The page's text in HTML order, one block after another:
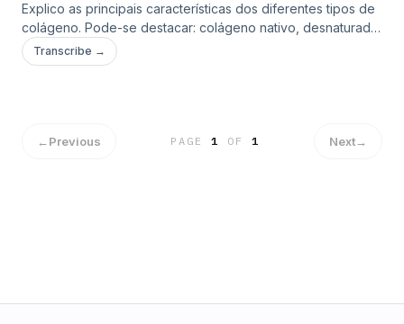
Explico as principais características dos diferentes tipos de
colágeno. Pode-se destacar: colágeno nativo, desnaturado,
colágeno hidrolisado, entre outros. Desenvolvido o
conteúdo com uma linguagem simples e objetiva para que o
Transcribe →
←Previous PAGE1 OF 1 Next→